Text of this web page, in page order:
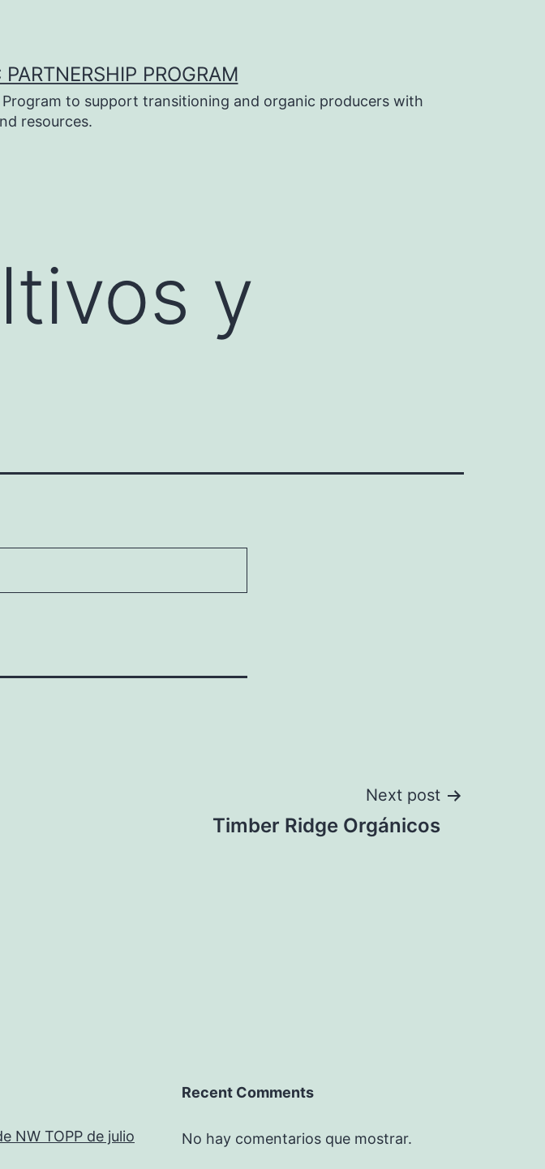
PROGRAM
Program to support transitioning and organic producers with
resources.
y
Next post
Timber Ridge Orgánicos
NW TOPP de julio
Recent Comments
No hay comentarios que mostrar.